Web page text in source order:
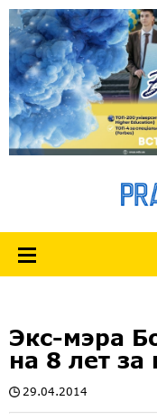
Экс-мэра
на 8 лет за
29.04.2014